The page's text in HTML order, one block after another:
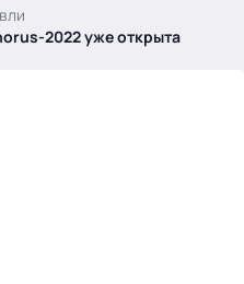
2022 уже открыта